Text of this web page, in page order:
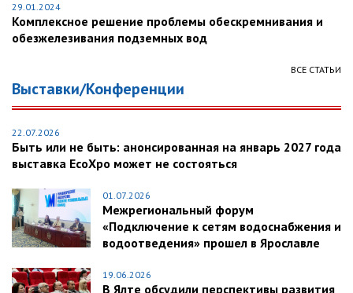
29.01.2024
Комплексное решение проблемы обескремнивания и
обезжелезивания подземных вод
ВСЕ СТАТЬИ
Выставки/Конференции
22.07.2026
Быть или не быть: анонсированная на январь 2027 года
выставка EcoXpo может не состояться
01.07.2026
Межрегиональный форум
«Подключение к сетям водоснабжения и
водоотведения» прошел в Ярославле
19.06.2026
В Ялте обсудили перспективы развития